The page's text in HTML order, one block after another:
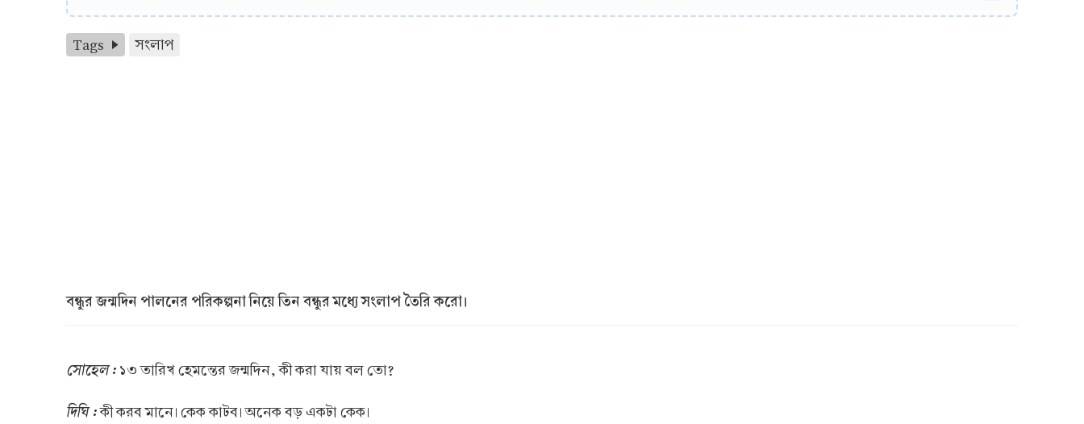
Tags সংলাপ
বন্ধুর জন্মদিন পালনের পরিকল্পনা নিয়ে তিন বন্ধুর মধ্যে সংলাপ তৈরি করো।
সোহেল : ১৩ তারিখ হেমন্তের জন্মদিন, কী করা যায় বল তো?
দিঘি :কী করব মানে। কেক কাটব। অনেক বড় একটা কেক।